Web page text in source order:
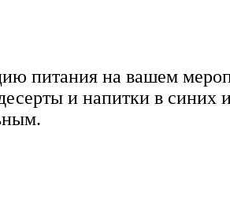
питания на вашем
и напитки в синих